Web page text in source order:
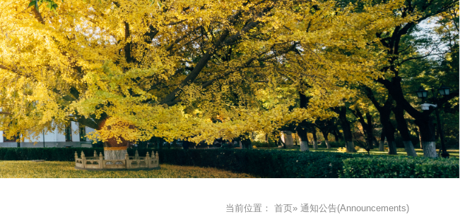
当前位置： 首页» 通知公告(Announcements)